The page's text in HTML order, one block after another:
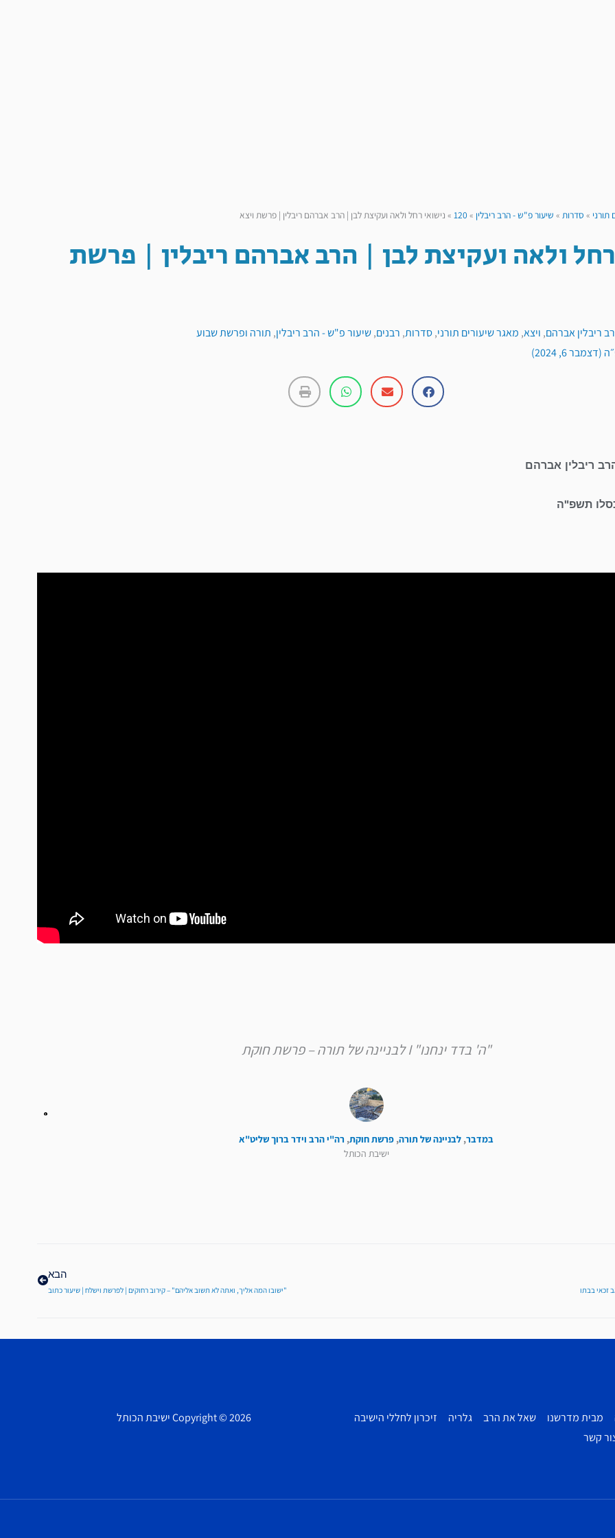
תורני » סדרות » שיעור פ"ש - הרב ריבלין »
120
» נישואי רחל ולאה ועקיצת לבן | הרב אברהם ריבלין | פרשת ויצא
ולאה ועקיצת לבן | הרב אברהם ריבלין | פרשת
ריבלין אברהם, ויצא, מאגר שיעורים תורני,סדרות, רבנים,שיעור פ"ש - הרב ריבלין, תורה ופרשת שבוע
6, 2024)
ריבלין אברהם
תשפ"ה
"ה' בדד ינחנו" I לבניינה של תורה – פרשת חוקת
במדבר, לבניינה של תורה, פרשת חוקת, רה"י הרב וידר ברוך שליט"א
ישיבת הכותל
זכאי בבתו
הבא
"ישובו המה אליך, ואתה לא תשוב אליהם" – קירוב רחוקים | לפרשת וישלח | שיעור כתוב
מבית מדרשנו שאל את הרב גלריה
זיכרון לחללי הישיבה
קשר
Copyright © 2026 ישיבת הכותל